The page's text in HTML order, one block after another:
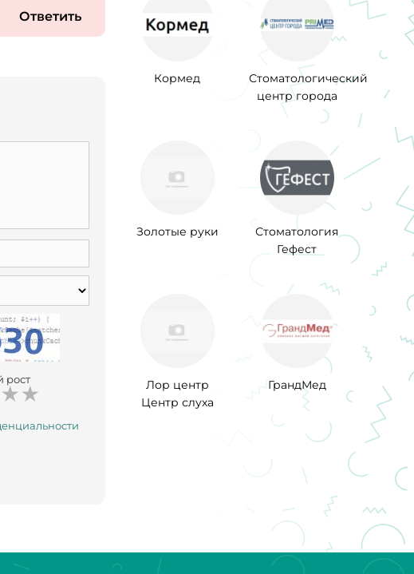
Ответить
рост
Кормед
Стоматологический
центр города
Золотые руки
Стоматология
Гефест
Лор центр
Центр слуха
ГрандМед